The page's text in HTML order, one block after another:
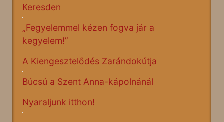
Keresden
„Fegyelemmel kézen fogva jár a
kegyelem!”
A Kiengesztelődés Zarándokútja
Búcsú a Szent Anna-kápolnánál
Nyaraljunk itthon!